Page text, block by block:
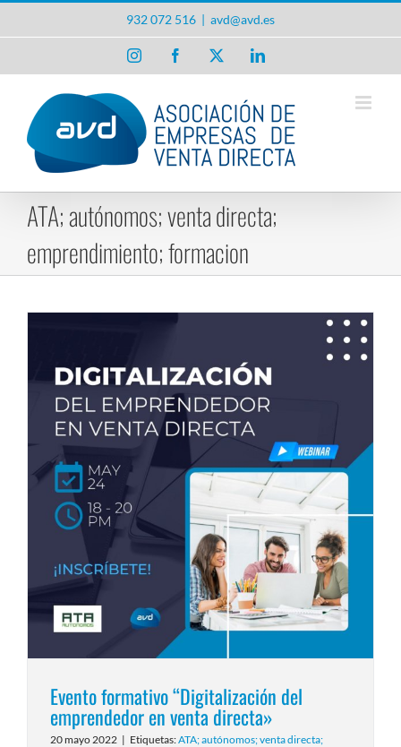
932 072 516 | avd@avd.es
InstagramFacebook LinkedIn
ATA; autónomos; venta directa;
emprendimiento; formacion
Evento formativo “Digitalización del
emprendedor en venta directa»
20 mayo 2022 | Etiquetas:ATA; autónomos; venta directa;